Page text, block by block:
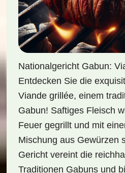
Nationalgericht Gabun:
Entdecken Sie die
Viande grillée, einem
Gabun! Saftiges Fleisch
Feuer gegrillt und mit
Mischung aus Gewürzen
Gericht vereint die
Traditionen Gabuns und